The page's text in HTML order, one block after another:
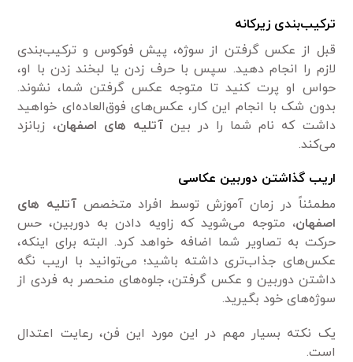
ترکیب‌بندی زیرکانه
قبل از عکس گرفتن از سوژه، پیش فوکوس و ترکیب‌بندی
لازم را انجام دهید. سپس با حرف زدن یا لبخند زدن با او،
حواس او پرت کنید تا متوجه عکس گرفتن شما، نشوند.
بدون شک با انجام این کار، عکس‌های فوق‌العاده‌ای خواهید
داشت که نام شما را در بینآتلیه های اصفهان، زبانزد
می‌کند.
اریب گذاشتن دوربین عکاسی
مطمئناً در زمان آموزش توسط افراد متخصص آتلیه های
اصفهان، متوجه می‌شوید که زاویه دادن به دوربین، حس
حرکت به تصاویر شما اضافه خواهد کرد. البته برای اینکه،
عکس‌های جذاب‌تری داشته باشید؛ می‌توانید با اریب نگه
داشتن دوربین و عکس گرفتن، جلوه‌های منحصر به فردی از
سوژه‌های خود بگیرید.
یک نکته بسیار مهم در این مورد این فن، رعایت اعتدال
است.